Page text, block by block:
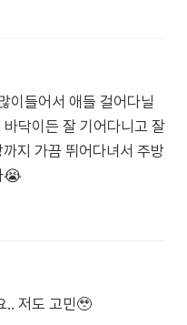
이들어서 애들 걸어다닐
닥이든 잘 기어다니고 잘
지 가끔 뛰어다녀서 주방
😭
.. 저도 고민🥹